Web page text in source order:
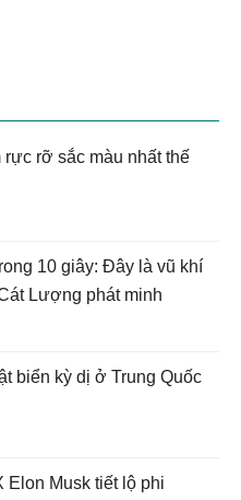
rực rỡ sắc màu nhất thế
10 giây: Đây là vũ khí
Lượng phát minh
biển kỳ dị ở Trung Quốc
Elon Musk tiết lộ phi